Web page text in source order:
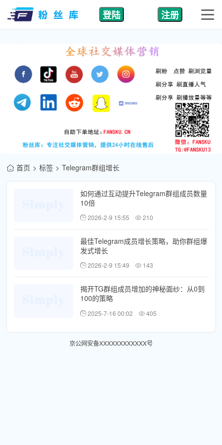
登陆 注册
首页 标签 Telegram群组增长
如何通过互动提升Telegram群组成员数量
10倍
2026-2-9 15:55 210
最佳Telegram成员增长策略，助你群组爆
发式增长
2026-2-9 15:49 143
揭开TG群组成员增加的神秘面纱：从0到
100的策略
2025-7-16 00:02 405
京公网安备XXXXXXXXXXXX号